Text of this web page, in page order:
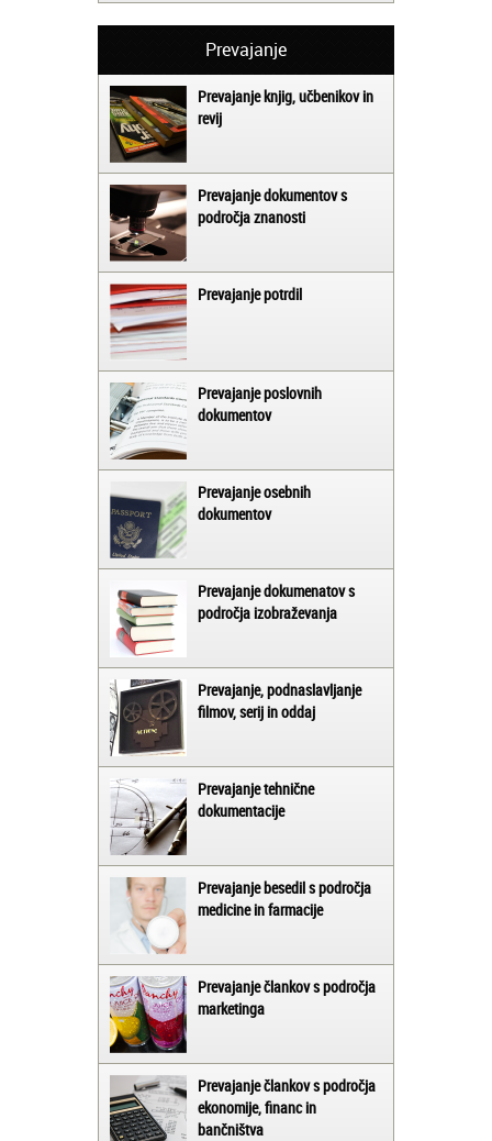
Prevajanje
Prevajanje knjig, učbenikov in
revij
Prevajanje dokumentov s
področja znanosti
Prevajanje potrdil
Prevajanje poslovnih
dokumentov
Prevajanje osebnih
dokumentov
Prevajanje dokumenatov s
področja izobraževanja
Prevajanje, podnaslavljanje
filmov, serij in oddaj
Prevajanje tehnične
dokumentacije
Prevajanje besedil s področja
medicine in farmacije
Prevajanje člankov s področja
marketinga
Prevajanje člankov s področja
ekonomije, financ in
bančništva